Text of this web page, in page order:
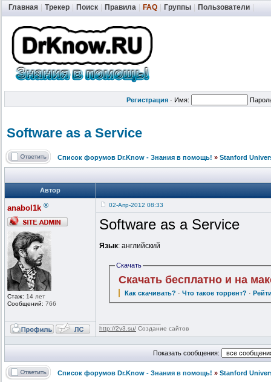
Главная Трекер Поиск Правила FAQ Группы Пользователи
Регистрация · Имя:
Software as a Service
Список форумов Dr.Know - Знания в помощь! » Stanford
Автор
anabol1k ®
Стаж: 14 лет
Сообщений: 766
02-Апр-2012 08:33
Software as a Service
Язык: английский
Скачать
Скачать бесплатно и на
Как скачивать? ·Что такое торрент? ·
http://2v3.su/ Создание сайтов
Показать сообщения:
Список форумов Dr.Know - Знания в помощь! » Stanford